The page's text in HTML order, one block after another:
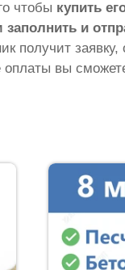
чтобы купить
заполнить и
получит
вы